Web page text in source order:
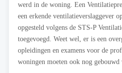
werd in de woning. Een
een erkende ventilatieverslaggever
opgesteld volgens de STS-P
toegevoegd. Weet wel, er is een
opleidingen en examens voor de
woningen moeten ook nog gebouwd